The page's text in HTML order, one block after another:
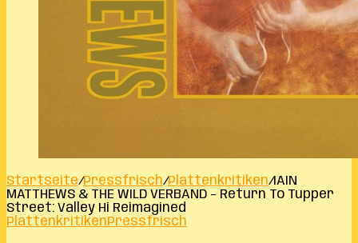
Startseite/Pressfrisch/Plattenkritiken/IAIN
MATTHEWS & THE WILD VERBAND – Return To Tupper
Street: Valley Hi Reimagined
PlattenkritikenPressfrisch